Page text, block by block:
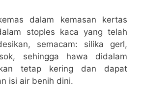
dalam kemasan kertas
stoples kaca yang telah
semacam: silika gerl,
sehingga hawa didalam
tetap kering dan dapat
isi air benih dini.